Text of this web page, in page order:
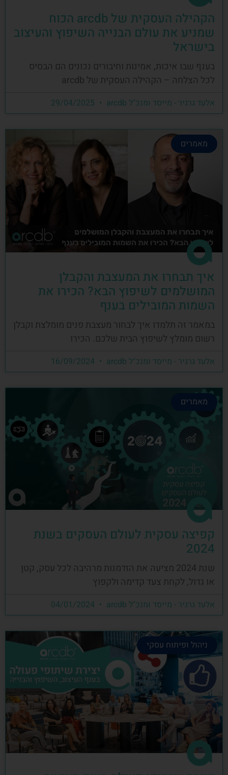
הקהילה העסקית של arcdb הכוח
שמניע את עולם הבנייה השיפוץ והעיצוב
בישראל
בענף שבו איכות, אמינות וחיבורים נכונים הם הבסיס
לכל הצלחה – הקהילה העסקית של arcdb
אלעד גרגיר - מייסד ומנכ"ל arcdb
מאמרים
איך תבחרו את המעצבת והקבלן
המושלמים לשיפוץ הבא? הכירו את
השמות המובילים בענף
במאמר זה תלמדו איך לבחור מעצבת פנים מומלצת וקבלן
רשום מומלץ לשיפוץ הבית שלכם. הכירו
אלעד גרגיר - מייסד ומנכ"ל arcdb
מאמרים
קפיצה עסקית לעולם העסקים בשנת
2024
שנת 2024 מציעה את הזדמנות מרהיבה לכל עסק, קטן
או גדול, לקחת צעד קדימה ולקפוץ
אלעד גרגיר - מייסד ומנכ"ל arcdb
ניהול ופיתוח עסקי